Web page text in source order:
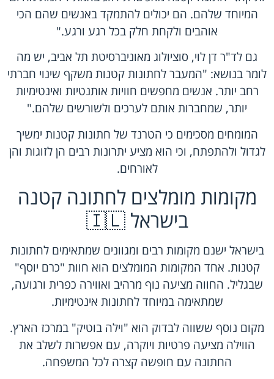
המיוחד שלהם. הם יכולים להתמקד באנשים שהם הכי
אוהבים ולקחת חלק בכל רגע ורגע."
גם לד"ר דן לוי, סוציולוג מאוניברסיטת תל אביב, יש מה
לומר בנושא: "המעבר לחתונות קטנות משקף שינוי חברתי
רחב יותר. אנשים מחפשים חוויות אותנטיות ואינטימיות
יותר, שמחברות אותם לערכים ולשורשים שלהם."
המומחים מסכימים כי הטרנד של חתונות קטנות ימשיך
לגדול ולהתפתח, וכי הוא מציע יתרונות רבים הן לזוגות והן
לאורחים.
מקומות מומלצים לחתונה קטנה
בישראל 🇮🇱
בישראל ישנם מקומות רבים ומגוונים שמתאימים לחתונות
קטנות. אחד המקומות המומלצים הוא חוות "כרם יוסף"
שבגליל. החווה מציעה נוף מרהיב ואווירה כפרית ורגועה,
שמתאימה במיוחד לחתונות אינטימיות.
מקום נוסף ששווה לבדוק הוא "וילה בוטיק" במרכז הארץ.
הווילה מציעה פרטיות ויוקרה, עם אפשרות לשלב את
החתונה עם חופשה קצרה לכל המשפחה.